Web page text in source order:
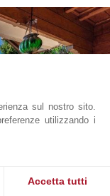
sul nostro sito.
utilizzando i
Accetta tutti